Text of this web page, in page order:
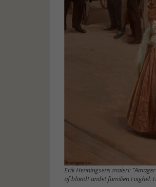
Erik Henningsens maleri:
af blandt andet familien Foighel.